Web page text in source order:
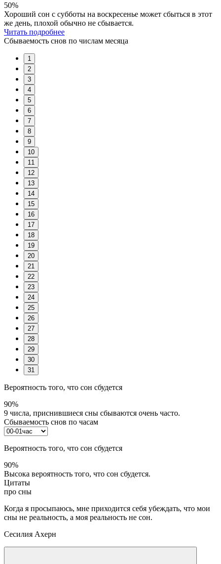
50%
Хороший сон с субботы на воскресенье может сбыться в этот
же день, плохой обычно не сбывается.
Читать подробнее
Сбываемость снов по числам месяца
1
2
3
4
5
6
7
8
9
10
11
12
13
14
15
16
17
18
19
20
21
22
23
24
25
26
27
28
29
30
31
Вероятность того, что сон сбудется
90%
9 числа, приснившиеся сны сбываются очень часто.
Сбываемость снов по часам
Вероятность того, что сон сбудется
90%
Высока вероятность того, что сон сбудется.
Цитаты
про сны
Когда я просыпаюсь, мне приходится себя убеждать, что мои
сны не реальность, а моя реальность не сон.
Сесилия Ахерн